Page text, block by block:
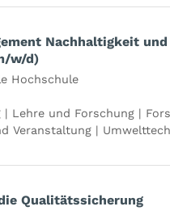
Nachhaltigkeit und
w/d)
Hochschule
Lehre und Forschung |
Veranstaltung |
Qualitätssicherung